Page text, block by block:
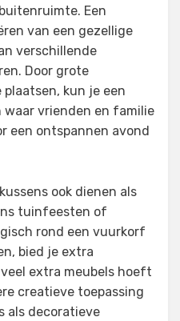
Een
van een gezellige
verschillende
Door grote
kun je een
vrienden en familie
een ontspannen avond
ook dienen als
tuinfeesten of
rond een vuurkorf
bied je extra
extra meubels hoeft
creatieve toepassing
als decoratieve